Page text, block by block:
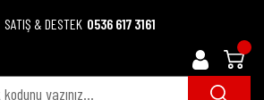
SATIŞ & DESTEK 0536 617 3161